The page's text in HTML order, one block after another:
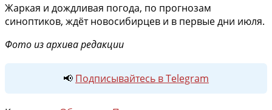
Жаркая и дождливая погода, по прогнозам
синоптиков, ждёт новосибирцев и в первые дни июля.
Фото из архива редакции
📢 Подписывайтесь в Telegram